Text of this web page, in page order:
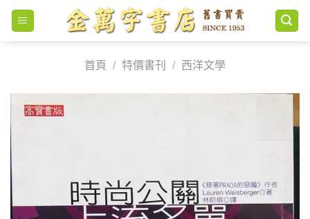
Skip
content
首頁
/ 特價書刊 / 西洋文學